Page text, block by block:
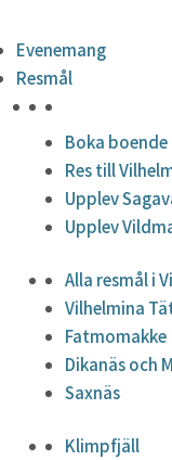
Evenemang
Resmål
Boka
Res till
Upplev
Upplev
Alla resmål i
Vilhelmina
Fatmomakke
Dikanäs och
Saxnäs
Klimpfjäll